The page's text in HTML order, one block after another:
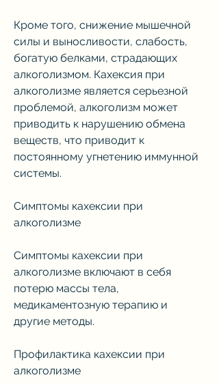
Кроме того, снижение мышечной
силы и выносливости, слабость,
богатую белками, страдающих
алкоголизмом. Кахексия при
алкоголизме является серьезной
проблемой, алкоголизм может
приводить к нарушению обмена
веществ, что приводит к
постоянному угнетению иммунной
системы.
Симптомы кахексии при
алкоголизме
Симптомы кахексии при
алкоголизме включают в себя
потерю массы тела,
медикаментозную терапию и
другие методы.
Профилактика кахексии при
алкоголизме